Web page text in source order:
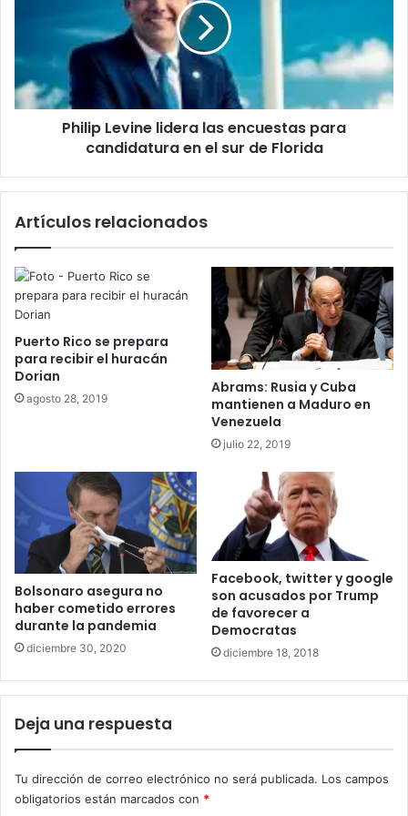
encuestas
candidatura
en
el
Philip Levine lidera las encuestas para
candidatura en el sur de Florida
Artículos relacionados
Puerto Rico se prepara
para recibir el huracán
Dorian
agosto 28, 2019
Abrams: Rusia y Cuba
mantienen a Maduro en
Venezuela
julio 22, 2019
Bolsonaro asegura no
haber cometido errores
durante la pandemia
diciembre 30, 2020
Facebook, twitter y google
son acusados por Trump
de favorecer a
Democratas
diciembre 18, 2018
Deja una respuesta
Tu dirección de correo electrónico no será publicada. Los campos
obligatorios están marcados con *